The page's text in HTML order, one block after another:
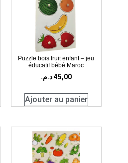
Puzzle bois fruit enfant – jeu
éducatif bébé Maroc
45,00د.م.
Ajouter au panier